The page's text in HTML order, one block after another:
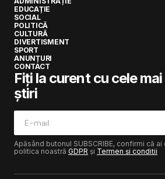
EDUCAȚIE
SOCIAL
POLITICĂ
CULTURĂ
DIVERTISMENT
SPORT
ANUNȚURI
CONTACT
Fiți la curent cu cele
știri
Apăsând butonul SUBSCRIBE, confirmi că
politica noastră GDPR și Termen și condiții